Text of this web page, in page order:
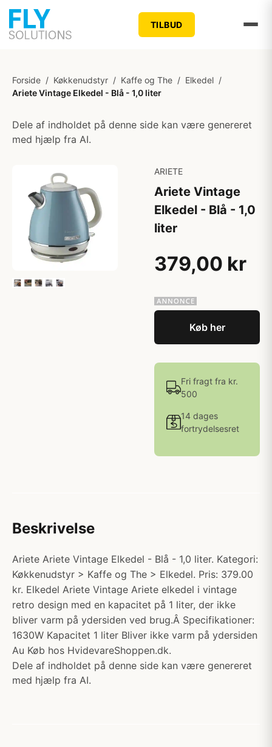
TILBUD
Forside / Køkkenudstyr / Kaffe og The / Elkedel /
Ariete Vintage Elkedel - Blå - 1,0 liter
Dele af indholdet på denne side kan være genereret
med hjælp fra AI.
ARIETE
Ariete Vintage
Elkedel - Blå - 1,0
liter
379,00 kr
Køb her
Fri fragt fra kr.
500
14 dages
fortrydelsesret
Beskrivelse
Ariete Ariete Vintage Elkedel - Blå - 1,0 liter. Kategori:
Køkkenudstyr > Kaffe og The > Elkedel. Pris: 379.00
kr. Elkedel Ariete Vintage Ariete elkedel i vintage
retro design med en kapacitet på 1 liter, der ikke
bliver varm på ydersiden ved brug.Â Specifikationer:
1630W Kapacitet 1 liter Bliver ikke varm på ydersiden
Au Køb hos HvidevareShoppen.dk.
Dele af indholdet på denne side kan være genereret
med hjælp fra AI.